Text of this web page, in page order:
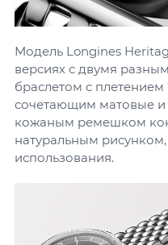
Модель Longines
версиях с двумя
браслетом с
сочетающим матовые и
кожаным ремешком
натуральным
использования.